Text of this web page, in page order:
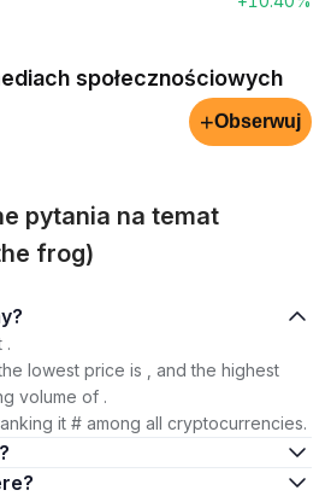
społecznościowych
+Obserwuj
pytania na temat
frog)
.
lowest price is , and the highest
volume of .
it # among all cryptocurrencies.
there?